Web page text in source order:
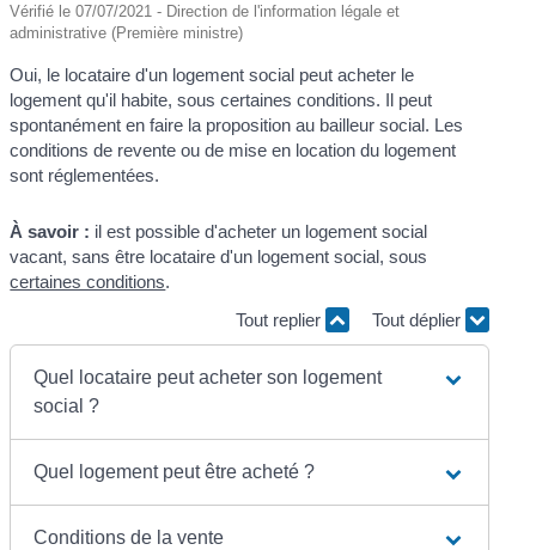
Vérifié le 07/07/2021 - Direction de l'information légale et
administrative (Première ministre)
Oui, le locataire d'un logement social peut acheter le
logement qu'il habite, sous certaines conditions. Il peut
spontanément en faire la proposition au bailleur social. Les
conditions de revente ou de mise en location du logement
sont réglementées.
À savoir : il est possible d'acheter un logement social
vacant, sans être locataire d'un logement social, sous
certaines conditions.
Tout replier
Tout déplier
Quel locataire peut acheter son logement
social ?
Quel logement peut être acheté ?
Conditions de la vente